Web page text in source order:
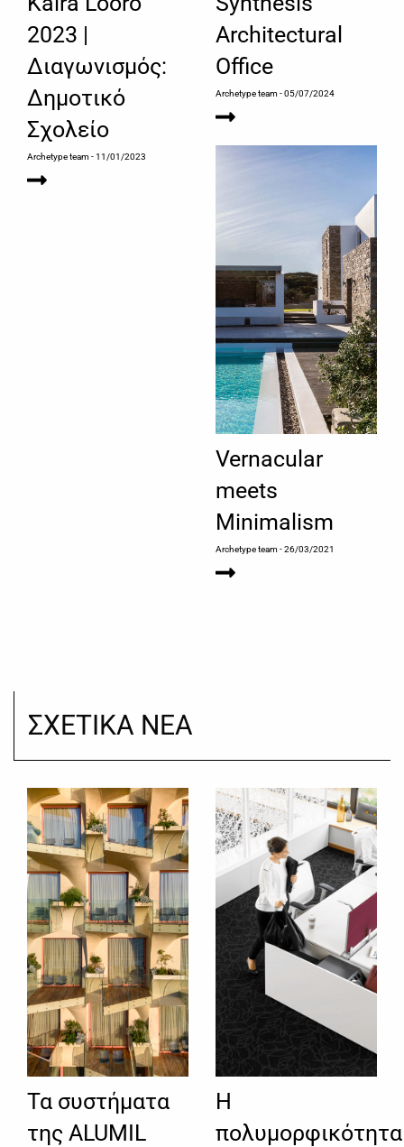
2023 |
Διαγωνισμός:
Δημοτικό
Σχολείο
Archetype team- 11/01/2023
Architectural
Office
Archetype team- 05/07/2024
Vernacular
meets
Minimalism
Archetype team- 26/03/2021
ΣΧΕΤΙΚΑ ΝΕΑ
Τα συστήματα
της ALUMIL
Η
πολυμορφικότητα